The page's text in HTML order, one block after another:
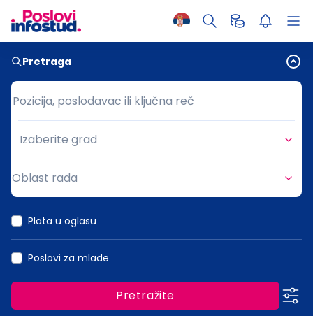
Pretraga
Pozicija, poslodavac ili ključna reč
Pozicija, poslodavac ili ključna reč
Grad
Izaberite grad
Oblast rada
Plata u oglasu
Poslovi za mlade
Pretražite